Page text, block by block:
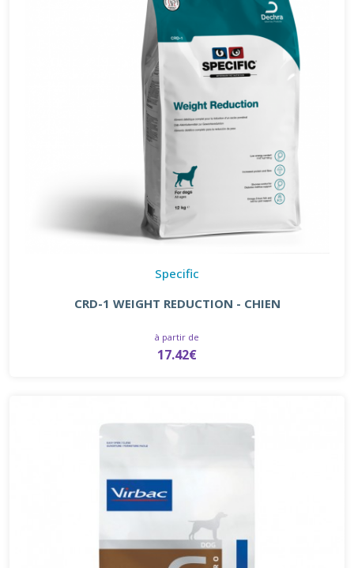
Specific
CRD-1 WEIGHT REDUCTION - CHIEN
à partir de
17.42€